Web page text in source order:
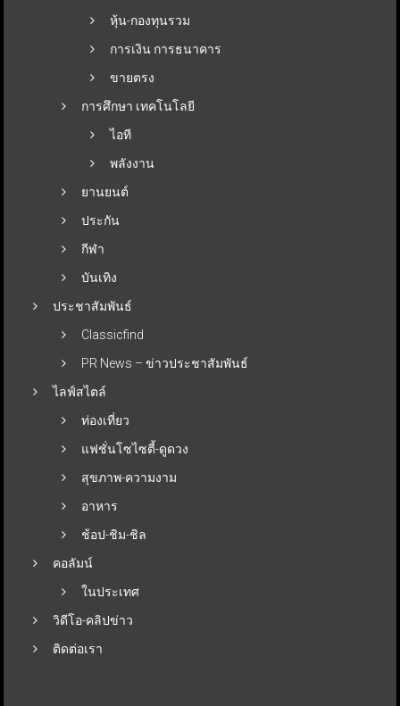
หุ้น-กองทุนรวม
การเงิน การธนาคาร
ขายตรง
การศึกษา เทคโนโลยี
ไอที
พลังงาน
ยานยนต์
ประกัน
กีฬา
บันเทิง
ประชาสัมพันธ์
Classicfind
PR News – ข่าวประชาสัมพันธ์
ไลฟ์สไตล์
ท่องเที่ยว
แฟชั่นโซไซตี้-ดูดวง
สุขภาพ-ความงาม
อาหาร
ช้อป-ชิม-ชิล
คอลัมน์
ในประเทศ
วิดีโอ-คลิปข่าว
ติดต่อเรา